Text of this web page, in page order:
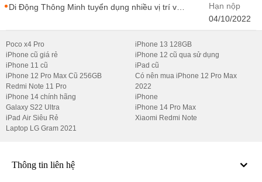
Di Động Thông Minh tuyển dụng nhiều vị trí với
Thông Minh
Hạn nộp
04/10/2022
Poco x4 Pro
iPhone cũ giá rẻ
iPhone 11 cũ
iPhone 12 Pro Max Cũ 256GB
Redmi Note 11 Pro
iPhone 14 chính hãng
Galaxy S22 Ultra
iPad Air Siêu Rẻ
Laptop LG Gram 2021
iPhone 13 128GB
iPhone 12 cũ qua sử dụng
iPad cũ
Có nên mua iPhone 12 Pro Max
2022
iPhone
iPhone 14 Pro Max
Xiaomi Redmi Note
Thông tin liên hệ